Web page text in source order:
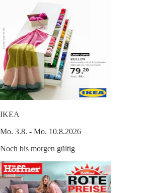
IKEA
Mo. 3.8. - Mo. 10.8.2026
Noch bis morgen gültig